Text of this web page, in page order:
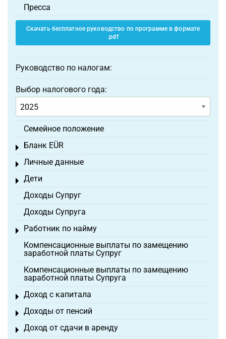
Пресса
Скачать бесплатное руководство по программе в формате
.pdf
Руководство по налогам:
Выбор налогового года:
Семейное положение
Бланк EÜR
Toggle menu
Личные данные
Toggle menu
Дети
Toggle menu
Доходы Супруг
Доходы Супруга
Работник по найму
Toggle menu
Компенсационные выплаты по замещению
заработной платы Супруг
Компенсационные выплаты по замещению
заработной платы Супруга
Доход с капитала
Toggle menu
Доходы от пенсий
Toggle menu
Доход от сдачи в аренду
Toggle menu